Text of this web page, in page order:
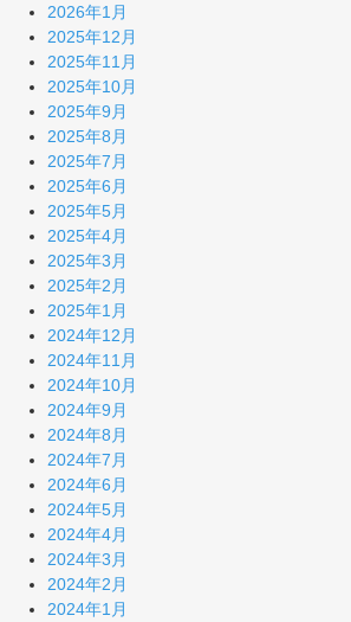
2026年1月
2025年12月
2025年11月
2025年10月
2025年9月
2025年8月
2025年7月
2025年6月
2025年5月
2025年4月
2025年3月
2025年2月
2025年1月
2024年12月
2024年11月
2024年10月
2024年9月
2024年8月
2024年7月
2024年6月
2024年5月
2024年4月
2024年3月
2024年2月
2024年1月